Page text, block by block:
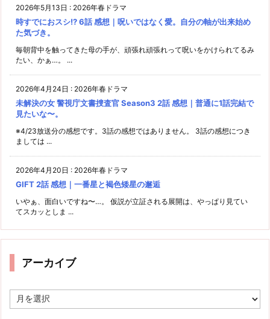
2026年5月13日 : 2026年春ドラマ
時すでにおスシ!? 6話 感想｜呪いではなく愛。自分の軸が出来始め
た気づき。
毎朝背中を触ってきた母の手が、頑張れ頑張れって呪いをかけられてるみ
たい、かぁ…。 ...
2026年4月24日 : 2026年春ドラマ
未解決の女 警視庁文書捜査官 Season3 2話 感想｜普通に1話完結で
見たいな〜。
※4/23放送分の感想です。3話の感想ではありません。 3話の感想につき
ましては ...
2026年4月20日 : 2026年春ドラマ
GIFT 2話 感想｜一番星と褐色矮星の邂逅
いやぁ、面白いですね〜…。 仮説が立証される展開は、やっぱり見てい
てスカッとしま ...
アーカイブ
ー